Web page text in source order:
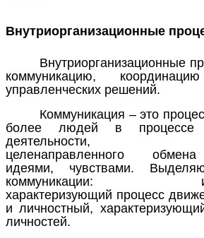
Внутриорганизационные
Внутриорганизационные
коммуникацию,
управленческих решений.
Коммуникация – это
более людей в процессе
деятельности,
целенаправленного
идеями, чувствами.
коммуникации:
характеризующий процесс
и личностный,
личностей.